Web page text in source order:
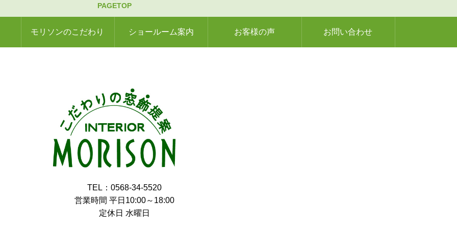
PAGETOP
モリソンのこだわり ショールーム案内 お客様の声 お問い合わせ
TEL：0568-34-5520
営業時間 平日10:00～18:00
定休日 水曜日